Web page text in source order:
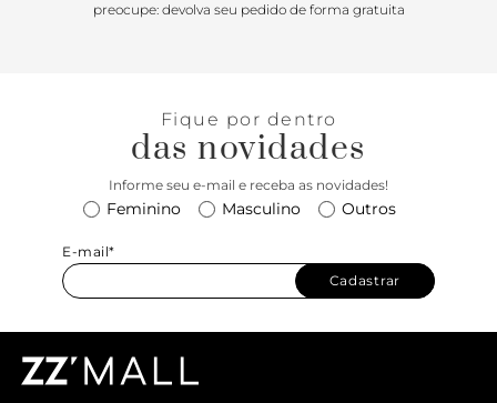
extremo! Já é um best seller e está no calce perfeito das
preocupe: devolva seu pedido de forma gratuita
Fique por dentro
das novidades
Informe seu e-mail e receba as novidades!
Feminino Masculino Outros
E-mail*
Cadastrar